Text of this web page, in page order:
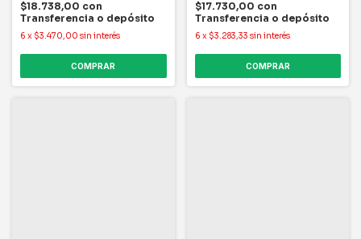
$18.738,00 con
Transferencia o depósito
6 x $3.470,00 sin interés
COMPRAR
$17.730,00 con
Transferencia o depósito
6 x $3.283,33 sin interés
COMPRAR